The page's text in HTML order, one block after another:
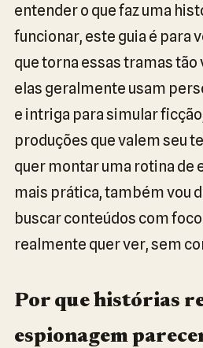
entender o que faz uma
funcionar, este guia é para
que torna essas tramas
elas geralmente usam
e intriga para simular
produções que valem seu
quer montar uma rotina
mais prática, também vou
buscar conteúdos com
realmente quer ver, sem
Por que histórias
espionagem